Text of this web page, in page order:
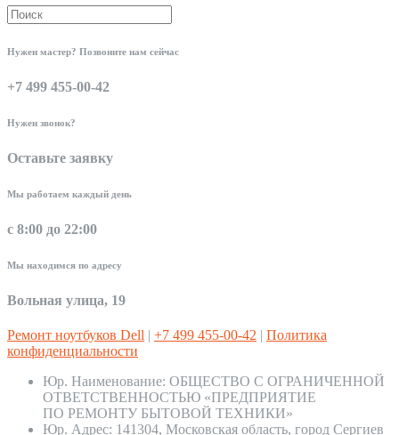
Нужен мастер? Позвоните нам сейчас
+7 499 455-00-42
Нужен звонок?
Оставьте заявку
Мы работаем каждый день
с 8:00 до 22:00
Мы находимся по адресу
Вольная улица, 19
Ремонт ноутбуков Dell | +7 499 455-00-42 | Политика
конфиденциальности
Юр. Наименование: ОБЩЕСТВО С ОГРАНИЧЕННОЙ
ОТВЕТСТВЕННОСТЬЮ «ПРЕДПРИЯТИЕ
ПО РЕМОНТУ БЫТОВОЙ ТЕХНИКИ»
Юр. Адрес: 141304, Московская область, город Сергиев